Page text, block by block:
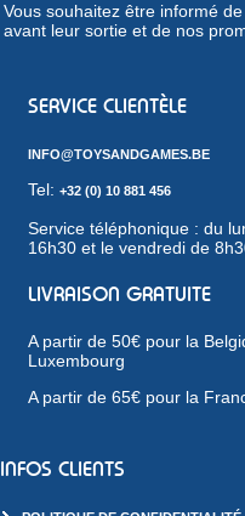
Vous souhaitez être informé
avant leur sortie et de nos
SERVICE CLIENTÈLE
INFO@TOYSANDGAMES.BE
Tel: +32 (0) 10 881 456
Service téléphonique : du
16h30 et le vendredi de
LIVRAISON GRATUITE
A partir de 50€ pour la
Luxembourg
A partir de 65€ pour la
INFOS CLIENTS